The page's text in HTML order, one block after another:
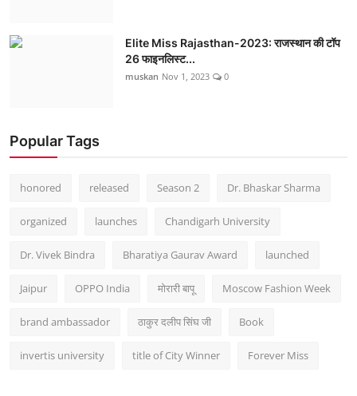
Elite Miss Rajasthan-2023: राजस्थान की टॉप
26 फाइनलिस्ट...
muskan Nov 1, 2023 0
Popular Tags
honored released Season 2 Dr. Bhaskar Sharma
organized launches Chandigarh University
Dr. Vivek Bindra Bharatiya Gaurav Award launched
Jaipur OPPO India मोरारी बापू Moscow Fashion Week
brand ambassador ठाकुर दलीप सिंघ जी Book
invertis university title of City Winner Forever Miss